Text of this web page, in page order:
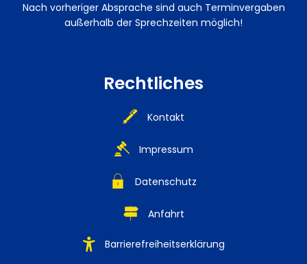
Nach vorheriger Absprache sind auch Terminvergaben
außerhalb der Sprechzeiten möglich!
Rechtliches
Kontakt
Impressum
Datenschutz
Anfahrt
Barrierefreiheitserklärung